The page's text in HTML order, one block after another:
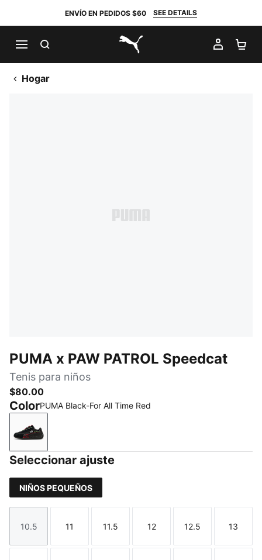
ENVÍO EN PEDIDOS $60 SEE DETAILS
PUMA.com
MI
Hogar
PUMA x PAW PATROL Speedcat
Tenis para niños
$80.00
ColorPUMA Black-For All Time Red
PUMA Black-For All Time Red
Seleccionar ajuste
NIÑOS PEQUEÑOS
Talla
10.5
Talla
11
Talla
11.5
Talla
12
Talla
12.5
Talla
13